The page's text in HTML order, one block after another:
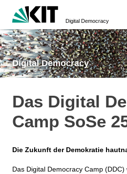
Digital Democracy
Digital Democracy
Das Digital
Camp SoSe
Die Zukunft der Demokratie
Das Digital Democracy Camp (DDC)